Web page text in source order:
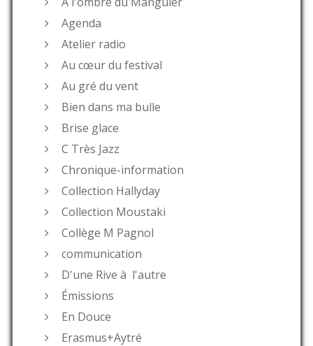
Agenda
Atelier radio
Au cœur du festival
Au gré du vent
Bien dans ma bulle
Brise glace
C Très Jazz
Chronique-information
Collection Hallyday
Collection Moustaki
Collège M Pagnol
communication
D'une Rive à l'autre
Émissions
En Douce
Erasmus+Aytré